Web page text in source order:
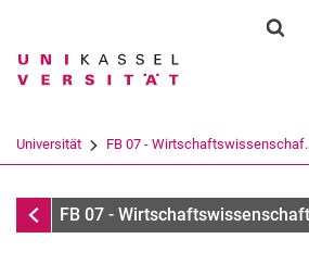
Suchbegriff
Suchen (öffnet
Universität FB 07 -
InfothekFB 07 -